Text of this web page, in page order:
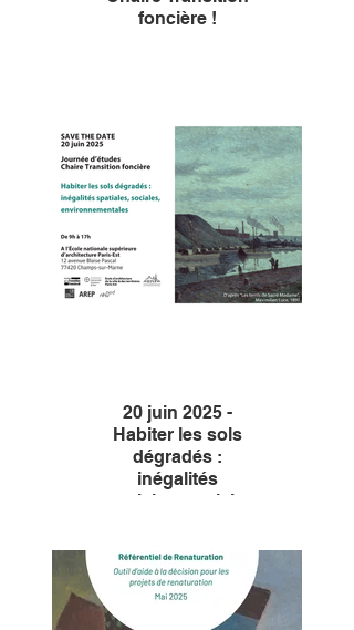
foncière !
de la restauration d’espaces
de nature en milieu anthropisé.
Géographes, philosophes,
sociologues ou encore
écologues y partagent leurs
analyses issues de la journée
d’étude du 12 décembre 2024.
20 juin 2025 -
Habiter les sols
dégradés :
inégalités
spatiales, sociales
Journée d'études de la Chaire
Transition foncière.
Face à des phénomènes de
contamination industrielle,
d’érosion, de désertification, ou